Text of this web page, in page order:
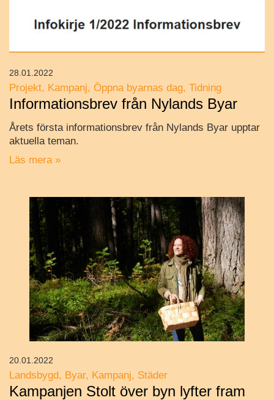
Projekt Kampanj Öppna byarnas dag Tidning
Informationsbrev från Nylands Byar
Årets första informationsbrev från Nylands Byar upptar
aktuella teman.
Läs mera »
28.01.2022
Landsbygd Byar Kampanj Städer
Kampanjen Stolt över byn lyfter fram
20.01.2022